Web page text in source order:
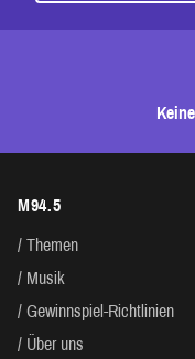
M94.5
Themen
Musik
Gewinnspiel-Richtlinien
Über uns